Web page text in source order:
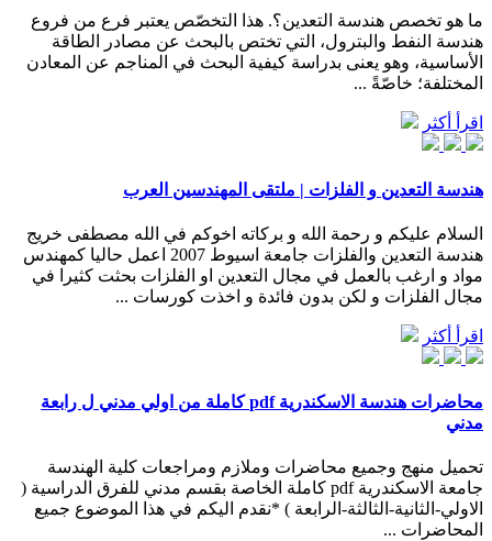
ما هو تخصص هندسة التعدين؟. هذا التخصّص يعتبر فرع من فروع
هندسة النفط والبترول، التي تختص بالبحث عن مصادر الطاقة
الأساسية، وهو يعنى بدراسة كيفية البحث في المناجم عن المعادن
المختلفة؛ خاصّةً ...
اقرأ أكثر
هندسة التعدين و الفلزات | ملتقى المهندسين العرب
السلام عليكم و رحمة الله و بركاته اخوكم في الله مصطفى خريج
هندسة التعدين والفلزات جامعة اسيوط 2007 اعمل حاليا كمهندس
مواد و ارغب بالعمل في مجال التعدين او الفلزات بحثت كثيرا في
مجال الفلزات و لكن بدون فائدة و اخذت كورسات ...
اقرأ أكثر
محاضرات هندسة الاسكندرية pdf كاملة من اولي مدني ل رابعة
مدني
تحميل منهج وجميع محاضرات وملازم ومراجعات كلية الهندسة
جامعة الاسكندرية pdf كاملة الخاصة بقسم مدني للفرق الدراسية (
الاولي-الثانية-الثالثة-الرابعة ) *نقدم اليكم في هذا الموضوع جميع
المحاضرات ...